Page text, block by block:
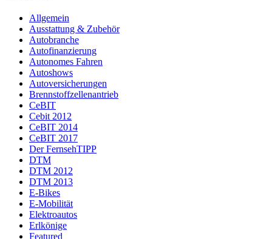
Allgemein
Ausstattung & Zubehör
Autobranche
Autofinanzierung
Autonomes Fahren
Autoshows
Autoversicherungen
Brennstoffzellenantrieb
CeBIT
Cebit 2012
CeBIT 2014
CeBIT 2017
Der FernsehTIPP
DTM
DTM 2012
DTM 2013
E-Bikes
E-Mobilität
Elektroautos
Erlkönige
Featured